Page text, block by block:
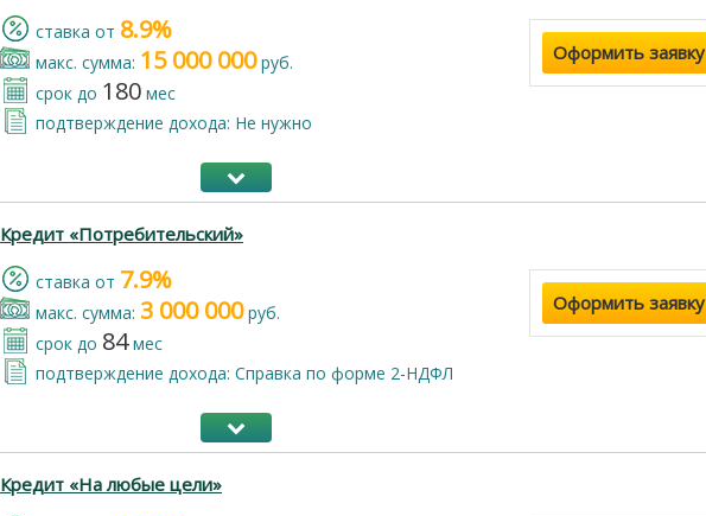
cтавка от 8.9%
макс. сумма: 15 000 000руб.
срок до 180 мес
подтверждение дохода: Не нужно
Оформить заявку
Кредит «Потребительский»
cтавка от 7.9%
макс. сумма: 3 000 000руб.
срок до 84мес
подтверждение дохода: Справка по форме 2-НДФЛ
Оформить заявку
Кредит «На любые цели»